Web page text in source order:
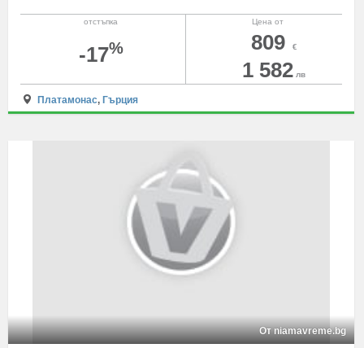
Цена от
809 €
1 582 лв
отстъпка
-17%
Платамонас, Гърция
От niamavreme.bg